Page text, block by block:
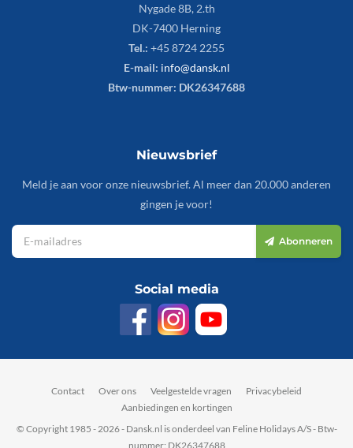
Nygade 8B, 2.th
DK-7400 Herning
Tel.: +45 8724 2255
E-mail: info@dansk.nl
Btw-nummer: DK26347688
Nieuwsbrief
Meld je aan voor onze nieuwsbrief. Al meer dan 20.000 anderen
gingen je voor!
Abonneren
Social media
Contact Over ons Veelgestelde vragen
Privacybeleid
Aanbiedingen en kortingen
© Copyright 1985 - 2026 - Dansk.nl is onderdeel van Feline Holidays A/S - Btw-
nummer: DK26347688